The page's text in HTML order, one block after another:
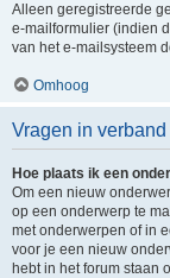
Alleen geregistreerde
e-mailformulier (indien
van het e-mailsysteem
Omhoog
Vragen in
Hoe plaats ik een
Om een nieuw
op een onderwerp te
met onderwerpen of in
voor je een nieuw
hebt in het forum staan